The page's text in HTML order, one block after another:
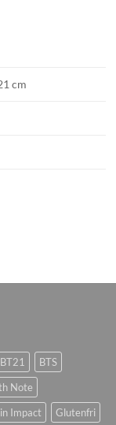
cm
BT21
BTS
Note
Impact
Glutenfri